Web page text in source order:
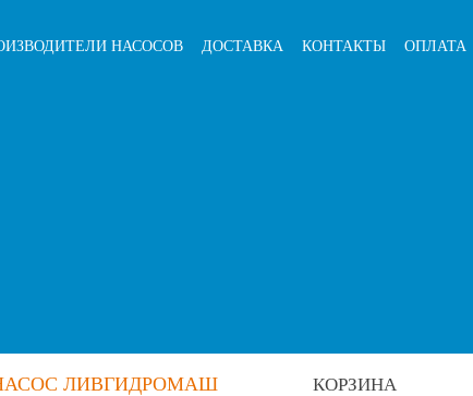
НАСОСОВ ДОСТАВКА КОНТАКТЫ ОПЛАТА
КОРЗИНА
ЛИВГИДРОМАШ